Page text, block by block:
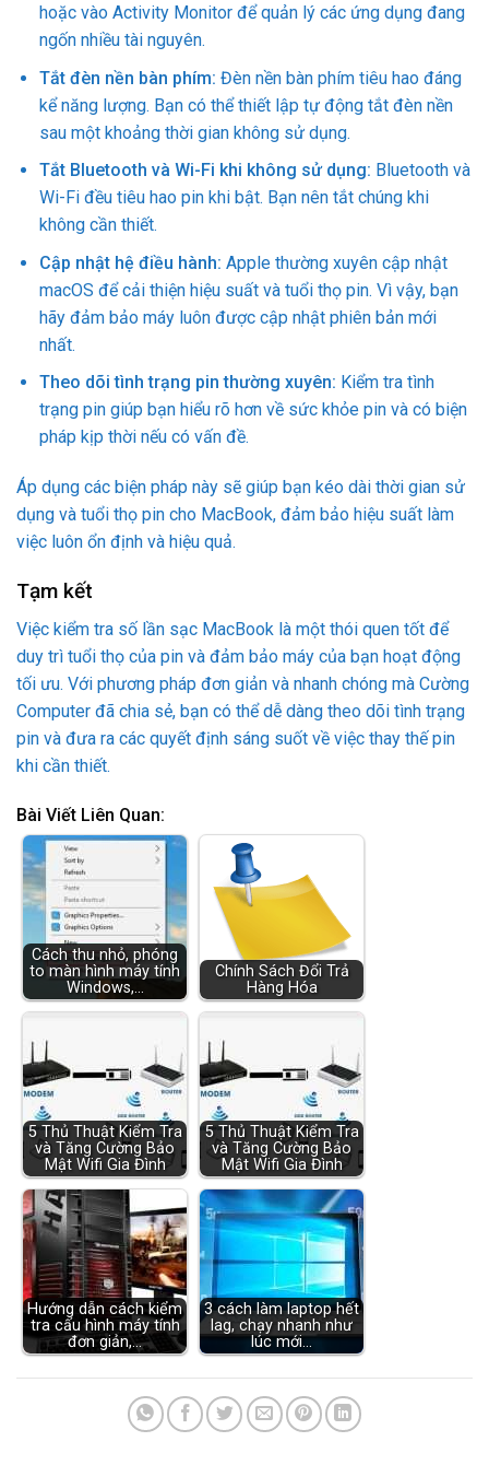
hoặc vào Activity Monitor để quản lý các ứng dụng đang
ngốn nhiều tài nguyên.
Tắt đèn nền bàn phím: Đèn nền bàn phím tiêu hao đáng
kể năng lượng. Bạn có thể thiết lập tự động tắt đèn nền
sau một khoảng thời gian không sử dụng.
Tắt Bluetooth và Wi-Fi khi không sử dụng: Bluetooth và
Wi-Fi đều tiêu hao pin khi bật. Bạn nên tắt chúng khi
không cần thiết.
Cập nhật hệ điều hành: Apple thường xuyên cập nhật
macOS để cải thiện hiệu suất và tuổi thọ pin. Vì vậy, bạn
hãy đảm bảo máy luôn được cập nhật phiên bản mới
nhất.
Theo dõi tình trạng pin thường xuyên: Kiểm tra tình
trạng pin giúp bạn hiểu rõ hơn về sức khỏe pin và có biện
pháp kịp thời nếu có vấn đề.
Áp dụng các biện pháp này sẽ giúp bạn kéo dài thời gian sử
dụng và tuổi thọ pin cho MacBook, đảm bảo hiệu suất làm
việc luôn ổn định và hiệu quả.
Tạm kết
Việc kiểm tra số lần sạc MacBook là một thói quen tốt để
duy trì tuổi thọ của pin và đảm bảo máy của bạn hoạt động
tối ưu. Với phương pháp đơn giản và nhanh chóng mà Cường
Computer đã chia sẻ, bạn có thể dễ dàng theo dõi tình trạng
pin và đưa ra các quyết định sáng suốt về việc thay thế pin
khi cần thiết.
Bài Viết Liên Quan:
Cách thu nhỏ, phóng
to màn hình máy tính
Windows,…
Chính Sách Đổi Trả
Hàng Hóa
5 Thủ Thuật Kiểm Tra
và Tăng Cường Bảo
Mật Wifi Gia Đình
5 Thủ Thuật Kiểm Tra
và Tăng Cường Bảo
Mật Wifi Gia Đình
Hướng dẫn cách kiểm
tra cấu hình máy tính
đơn giản,…
3 cách làm laptop hết
lag, chạy nhanh như
lúc mới…